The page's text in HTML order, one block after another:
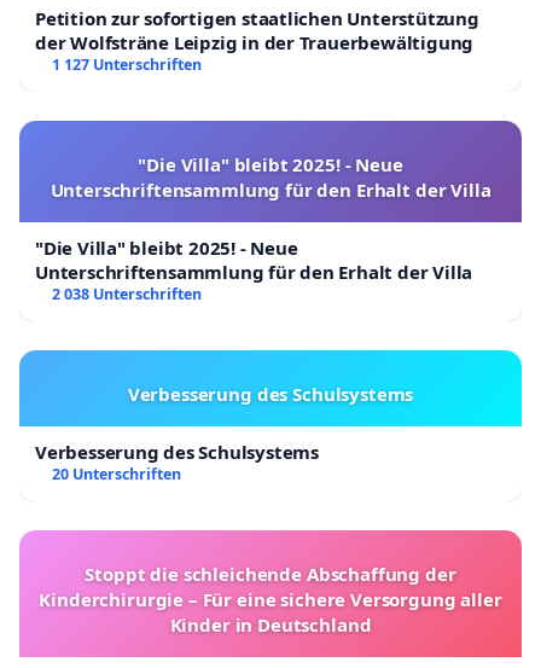
Petition zur sofortigen staatlichen Unterstützung
der Wolfsträne Leipzig in der Trauerbewältigung
1 127 Unterschriften
"Die Villa" bleibt 2025! - Neue
Unterschriftensammlung für den Erhalt der Villa
"Die Villa" bleibt 2025! - Neue
Unterschriftensammlung für den Erhalt der Villa
2 038 Unterschriften
Verbesserung des Schulsystems
Verbesserung des Schulsystems
20 Unterschriften
Stoppt die schleichende Abschaffung der
Kinderchirurgie – Für eine sichere Versorgung aller
Kinder in Deutschland